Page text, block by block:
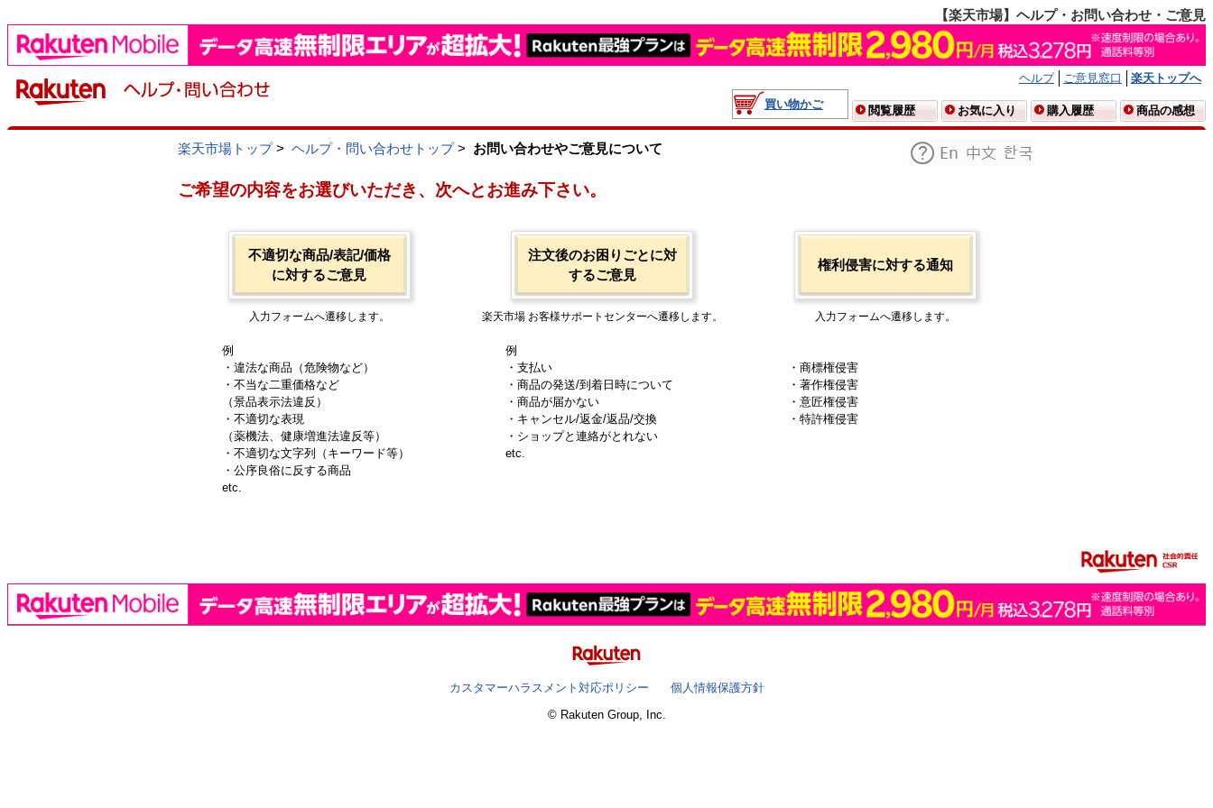
【楽天市場】ヘルプ・お問い合わせ・ご意見
ヘルプ ご意見窓口
楽天トップへ
買い物かご
閲覧履歴 お気に入り 購入履歴 商品の感想
楽天市場トップ> ヘルプ・問い合わせトップ> お問い合わせやご意見について
ご希望の内容をお選びいただき、次へとお進み下さい。
不適切な商品/表記/価格
に対するご意見
入力フォームへ遷移します。
例
・違法な商品（危険物など）
・不当な二重価格など
（景品表示法違反）
・不適切な表現
（薬機法、健康増進法違反等）
・不適切な文字列（キーワード等）
・公序良俗に反する商品
etc.
注文後のお困りごとに対
するご意見
楽天市場 お客様サポートセンターへ遷移します。
例
・支払い
・商品の発送/到着日時について
・商品が届かない
・キャンセル/返金/返品/交換
・ショップと連絡がとれない
etc.
権利侵害に対する通知
入力フォームへ遷移します。
・商標権侵害
・著作権侵害
・意匠権侵害
・特許権侵害
カスタマーハラスメント対応ポリシー
個人情報保護方針
© Rakuten Group, Inc.